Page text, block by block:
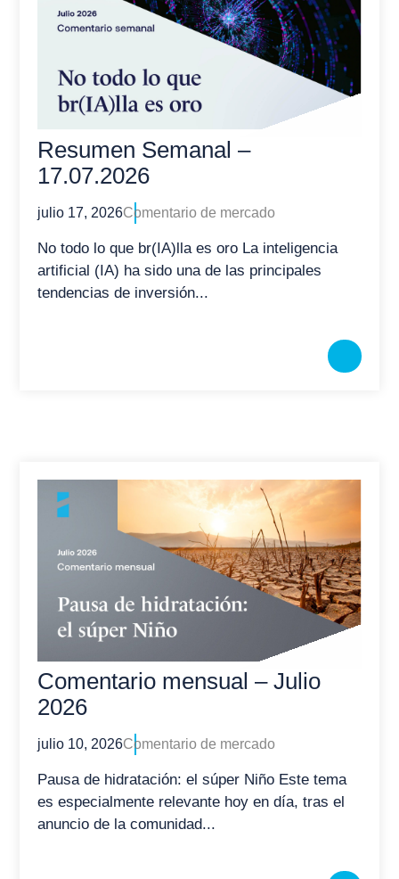
Resumen Semanal –
17.07.2026
julio 17, 2026Comentario de mercado
No todo lo que br(IA)lla es oro La inteligencia
artificial (IA) ha sido una de las principales
tendencias de inversión...
Comentario mensual – Julio
2026
julio 10, 2026Comentario de mercado
Pausa de hidratación: el súper Niño Este tema
es especialmente relevante hoy en día, tras el
anuncio de la comunidad...